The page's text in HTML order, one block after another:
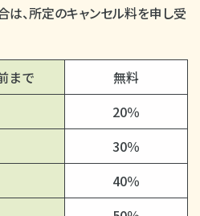
は、所定のキャンセル料を申し受
まで
無料
20％
30％
40％